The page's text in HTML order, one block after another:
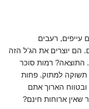
עייפים, רעבים
הם יוצרים את הג'ל הזה
רמות סוכר
תשוקה למתוק. פחות
הארוך אתם